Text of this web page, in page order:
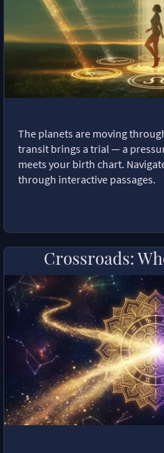
The planets are moving
transit brings a trial — a
meets your birth chart.
through interactive passages.
Crossroads: